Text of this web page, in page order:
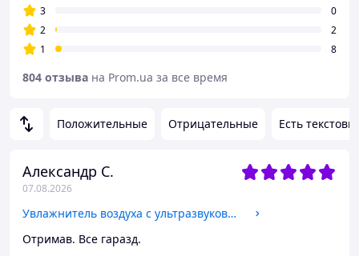
Положительные Отрицательные Есть
Александр С.
07.08.2026
Увлажнитель воздуха с ультразвуковым генератором тумана
Отримав. Все гаразд.
3
0
2
2
1
8
804 отзыва на Prom.ua за все время